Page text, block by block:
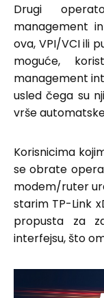
Drugi
management
ova, VPI/VCI ili
moguće,
management
usled čega su
vrše
Korisnicima
se obrate
modem/ruter
starim TP-Link
propusta za
interfejsu, što